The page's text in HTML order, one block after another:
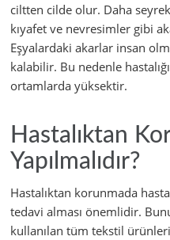
ciltten cilde olur. Daha
kıyafet ve nevresimler gibi
Eşyalardaki akarlar insan
kalabilir. Bu nedenle
ortamlarda yüksektir.
Hastalıktan
Yapılmalıdır?
Hastalıktan korunmada
tedavi alması önemlidir.
kullanılan tüm tekstil